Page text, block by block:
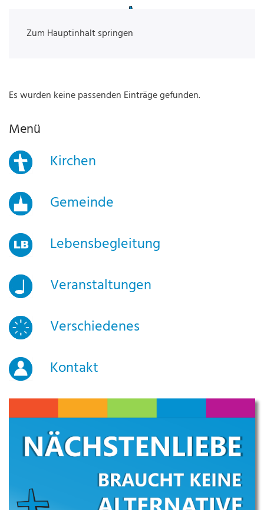
Zum Hauptinhalt springen
Es wurden keine passenden Einträge gefunden.
Menü
Kirchen
Gemeinde
Lebensbegleitung
Veranstaltungen
Verschiedenes
Kontakt